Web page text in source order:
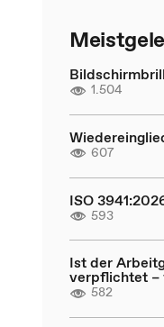
1.504
607
ISO
593
Ist der
verpflichtet –
582